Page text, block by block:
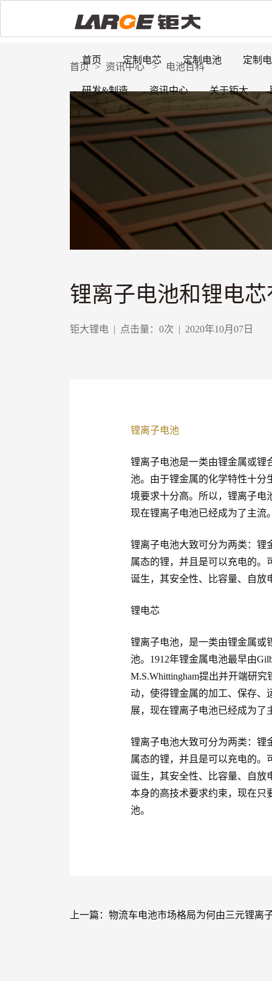
首页 定制电芯 定制电池 定制
研发&制造 资讯中心 关于钜大
首页 > 资讯中心 > 电池百科
锂离子电池和锂电
钜大锂电 | 点击量： 0次 | 2020年10月07日
锂离子电池
锂离子电池是一类由锂金属或锂
池。由于锂金属的化学特性十分
境要求十分高。所以，锂离子电
现在锂离子电池已经成为了主流
锂离子电池大致可分为两类：锂
属态的锂，并且是可以充电的。
诞生，其安全性、比容量、自放
锂电芯
锂离子电池，是一类由锂金属或
池。1912年锂金属电池最早由
M.S.Whittingham提出并开端研
动，使得锂金属的加工、保存、
展，现在锂离子电池已经成为了
锂离子电池大致可分为两类：锂
属态的锂，并且是可以充电的。
诞生，其安全性、比容量、自放
本身的高技术要求约束，现在只
池。
上一篇： 物流车电池市场格局为何由三元锂离